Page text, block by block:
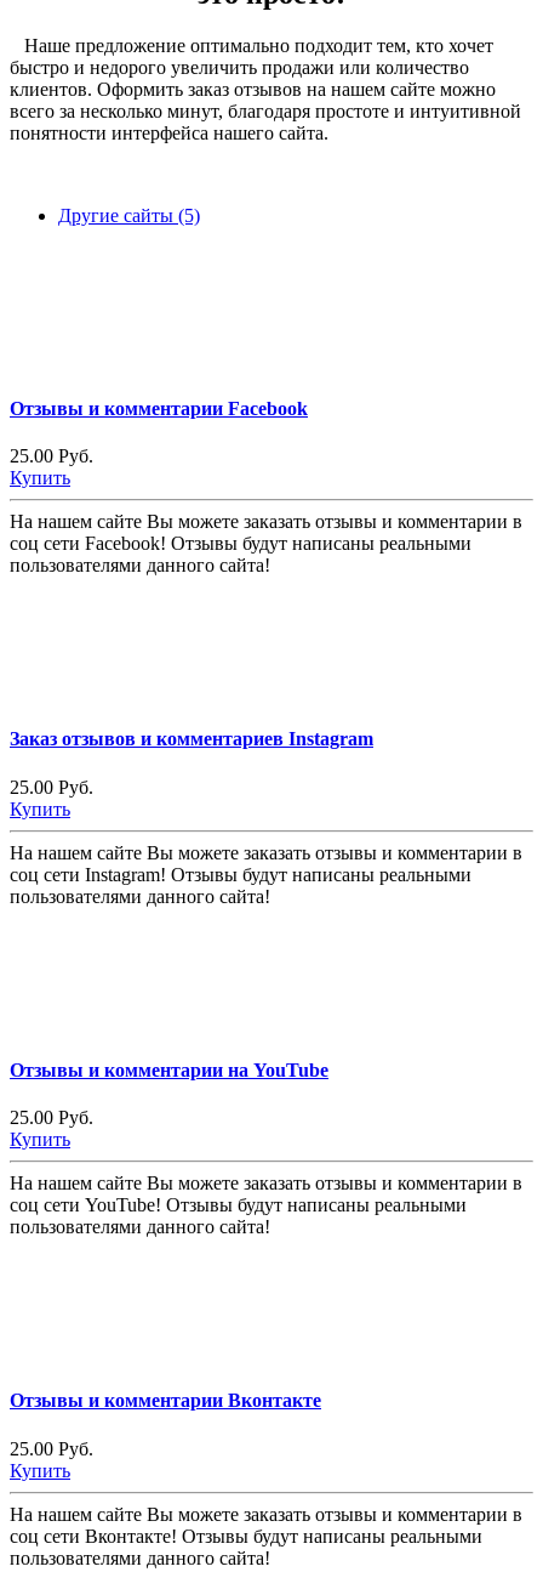
Наше предложение оптимально подходит тем, кто хочет
быстро и недорого увеличить продажи или количество
клиентов. Оформить заказ отзывов на нашем сайте можно
всего за несколько минут, благодаря простоте и интуитивной
понятности интерфейса нашего сайта.
Другие сайты (5)
Отзывы и комментарии Facebook
25.00 Руб.
Купить
На нашем сайте Вы можете заказать отзывы и комментарии в
соц сети Facebook! Отзывы будут написаны реальными
пользователями данного сайта!
Заказ отзывов и комментариев Instagram
25.00 Руб.
Купить
На нашем сайте Вы можете заказать отзывы и комментарии в
соц сети Instagram! Отзывы будут написаны реальными
пользователями данного сайта!
Отзывы и комментарии на YouTube
25.00 Руб.
Купить
На нашем сайте Вы можете заказать отзывы и комментарии в
соц сети YouTube! Отзывы будут написаны реальными
пользователями данного сайта!
Отзывы и комментарии Вконтакте
25.00 Руб.
Купить
На нашем сайте Вы можете заказать отзывы и комментарии в
соц сети Вконтакте! Отзывы будут написаны реальными
пользователями данного сайта!